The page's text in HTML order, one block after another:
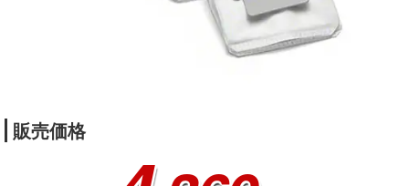
販売価格